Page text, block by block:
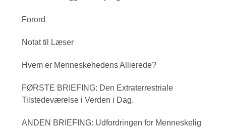
Forord
Notat til Læser
Hvem er Menneskehedens Allierede?
FØRSTE BRIEFING: Den Extraterrestriale
Tilstedeværelse i Verden i Dag.
ANDEN BRIEFING: Udfordringen for Menneskelig